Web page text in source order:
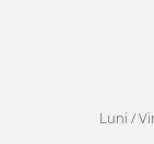
Luni /